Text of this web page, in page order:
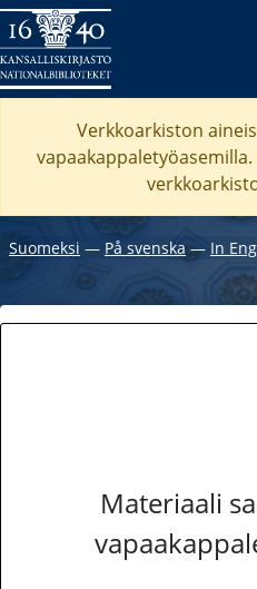
Verkkoarkiston
vapaakappaletyöasemilla.
Suomeksi ― På svenska― In
Materiaali